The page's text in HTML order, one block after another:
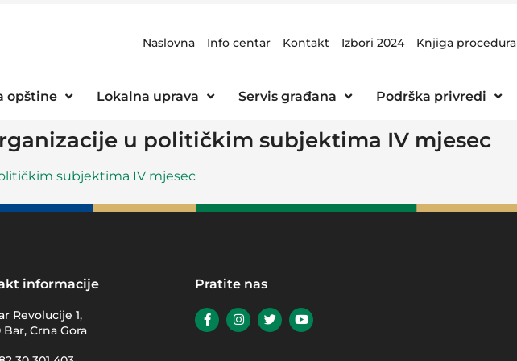
Naslovna Info centar Kontakt Izbori 2024 Knjiga procedura
opštine Lokalna uprava Servis građana Podrška privredi
u političkim subjektima IV mjesec
subjektima IV mjesec
informacije
Revolucije 1,
Bar, Crna Gora
Pratite nas